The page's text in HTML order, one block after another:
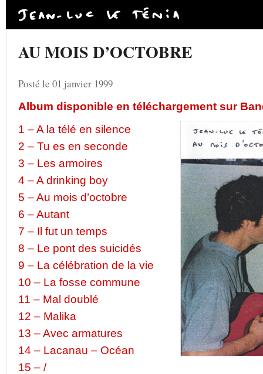
AU MOIS D’OCTOBRE
Posté le 01 janvier 1999
Album disponible en téléchargement sur
1 – A la télé en silence
2 – Tu es en seconde
3 – Les armoires
4 – A drinking boy
5 – Au mois d’octobre
6 – Autant
7 – Il fut un temps
8 – Le pont des suicidés
9 – La célébration de la vie
10 – La fosse commune
11 – Mal doublé
12 – Malika
13 – Avec armatures
14 – Lacanau – Océan
15 – /